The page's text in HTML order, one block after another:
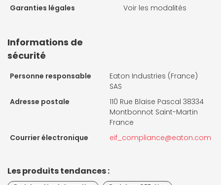
Garanties légales
Voir les modalités
Informations de
sécurité
Personne responsable
Eaton Industries (France)
SAS
Adresse postale
110 Rue Blaise Pascal 38334
Montbonnot Saint-Martin
France
Courrier électronique
eif_compliance@eaton.com
Les produits tendances :